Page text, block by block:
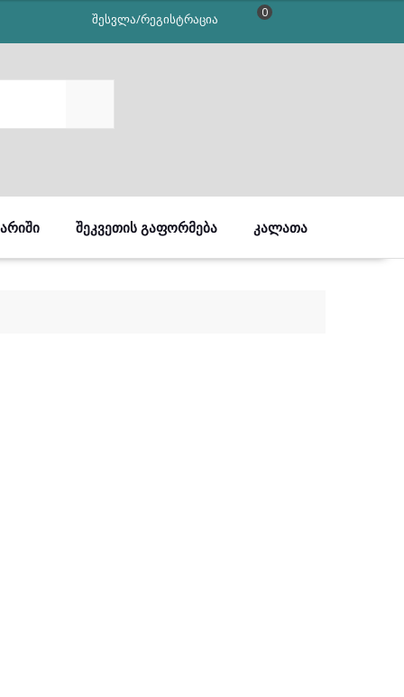
შესვლა/რეგისტრაცია 0
ᲨᲔᲙᲕᲔᲗᲘᲡ ᲒᲐᲤᲝᲠᲛᲔᲑᲐ ᲙᲐᲚᲐᲗᲐ